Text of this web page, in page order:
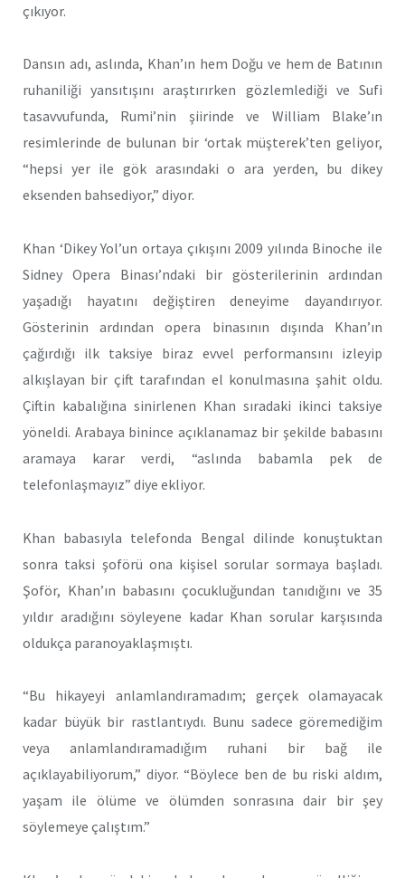
çıkıyor.
Dansın adı, aslında, Khan’ın hem Doğu ve hem de Batının
ruhaniliği yansıtışını araştırırken gözlemlediği ve Sufi
tasavvufunda, Rumi’nin şiirinde ve William Blake’ın
resimlerinde de bulunan bir ‘ortak müşterek’ten geliyor,
“hepsi yer ile gök arasındaki o ara yerden, bu dikey
eksenden bahsediyor,” diyor.
Khan ‘Dikey Yol’un ortaya çıkışını 2009 yılında Binoche ile
Sidney Opera Binası’ndaki bir gösterilerinin ardından
yaşadığı hayatını değiştiren deneyime dayandırıyor.
Gösterinin ardından opera binasının dışında Khan’ın
çağırdığı ilk taksiye biraz evvel performansını izleyip
alkışlayan bir çift tarafından el konulmasına şahit oldu.
Çiftin kabalığına sinirlenen Khan sıradaki ikinci taksiye
yöneldi. Arabaya binince açıklanamaz bir şekilde babasını
aramaya karar verdi, “aslında babamla pek de
telefonlaşmayız” diye ekliyor.
Khan babasıyla telefonda Bengal dilinde konuştuktan
sonra taksi şoförü ona kişisel sorular sormaya başladı.
Şoför, Khan’ın babasını çocukluğundan tanıdığını ve 35
yıldır aradığını söyleyene kadar Khan sorular karşısında
oldukça paranoyaklaşmıştı.
“Bu hikayeyi anlamlandıramadım; gerçek olamayacak
kadar büyük bir rastlantıydı. Bunu sadece göremediğim
veya anlamlandıramadığım ruhani bir bağ ile
açıklayabiliyorum,” diyor. “Böylece ben de bu riski aldım,
yaşam ile ölüme ve ölümden sonrasına dair bir şey
söylemeye çalıştım.”